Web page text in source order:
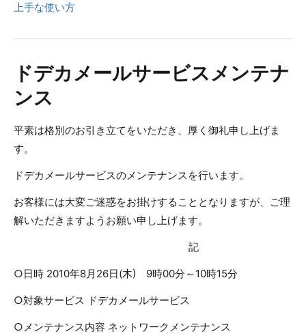
上手な使い方
ドデカメールサービスメンテナ
ンス
平素は格別のお引き立てをいただき、厚く御礼申し上げま
す。
ドデカメールサービスのメンテナンスを行います。
お客様には大変ご迷惑をお掛けすることとなりますが、ご理
解いただきますようお願い申し上げます。
記
○日時 2010年8月26日(木) 9時00分～10時15分
○対象サービス ドデカメールサービス
○メンテナンス内容 ネットワークメンテナンス